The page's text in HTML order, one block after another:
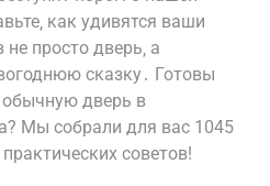
как удивятся ваши
не просто дверь‚ а
сказку․ Готовы
обычную дверь в
Мы собрали для вас 1045
советов!